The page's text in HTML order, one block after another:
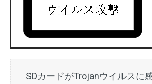
SDカードがTrojanウイルスに